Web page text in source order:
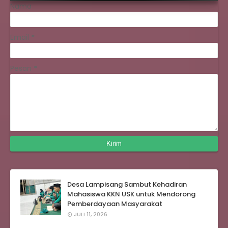
Nama
Email *
Pesan *
Desa Lampisang Sambut Kehadiran
Mahasiswa KKN USK untuk Mendorong
Pemberdayaan Masyarakat
JULI 11, 2026